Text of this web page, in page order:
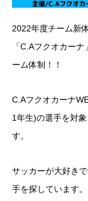
2022年度チーム新
「C.Aフクオカー
ーム体制！！
C.Aフクオカーナ
1年生)の選手を対
す。
サッカーが大好き
手を探しています。